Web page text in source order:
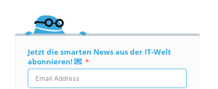
Jetzt die smarten News aus der IT-Welt
abonnieren! 💌